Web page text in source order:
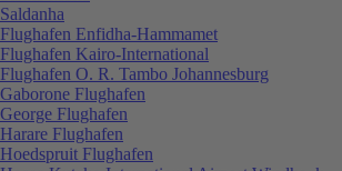
Saldanha
Flughafen Enfidha-Hammamet
Flughafen Kairo-International
Flughafen O. R. Tambo Johannesburg
Gaborone Flughafen
George Flughafen
Harare Flughafen
Hoedspruit Flughafen